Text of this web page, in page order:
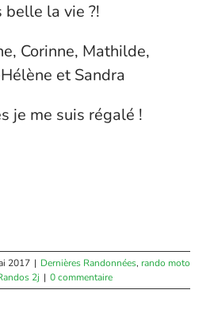
belle la vie ?!
Corinne, Mathilde,
et Sandra
je me suis régalé !
2017 | Dernières Randonnées, rando moto
2j | 0 commentaire